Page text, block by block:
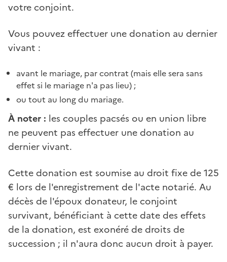
votre conjoint.
Vous pouvez effectuer une donation au dernier
vivant :
avant le mariage, par contrat (mais elle sera sans
effet si le mariage n'a pas lieu) ;
ou tout au long du mariage.
À noter : les couples pacsés ou en union libre
ne peuvent pas effectuer une donation au
dernier vivant.
Cette donation est soumise au droit fixe de 125
€ lors de l'enregistrement de l'acte notarié. Au
décès de l'époux donateur, le conjoint
survivant, bénéficiant à cette date des effets
de la donation, est exonéré de droits de
succession ; il n'aura donc aucun droit à payer.